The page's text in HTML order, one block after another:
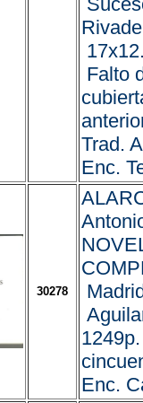
Falto
Trad.
Enc.
30278
Enc.